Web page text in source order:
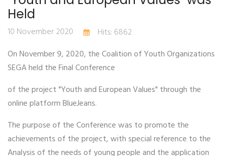
Held
10 November 2020
Hits: 6862
On November 9, 2020, the Coalition of Youth Organizations
SEGA held the Final Conference
of the project "Youth and European Values" through the
online platform BlueJeans.
The purpose of the Conference was to promote the
achievements of the project, with special reference to the
Analysis of the needs of young people and the application